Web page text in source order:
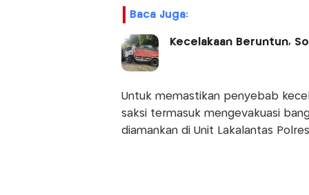
Baca Juga:
Kecelakaan Beruntun,
Untuk memastikan penyebab
saksi termasuk mengevakuasi
diamankan di Unit Lakalantas